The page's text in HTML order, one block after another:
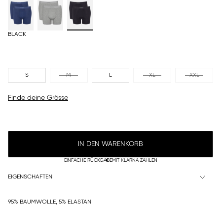
BLACK
S M L XL XXL
Finde deine Grösse
IN DEN WARENKORB
EINFACHE RÜCKGABEMIT KLARNA ZAHLEN
EIGENSCHAFTEN
95% BAUMWOLLE, 5% ELASTAN